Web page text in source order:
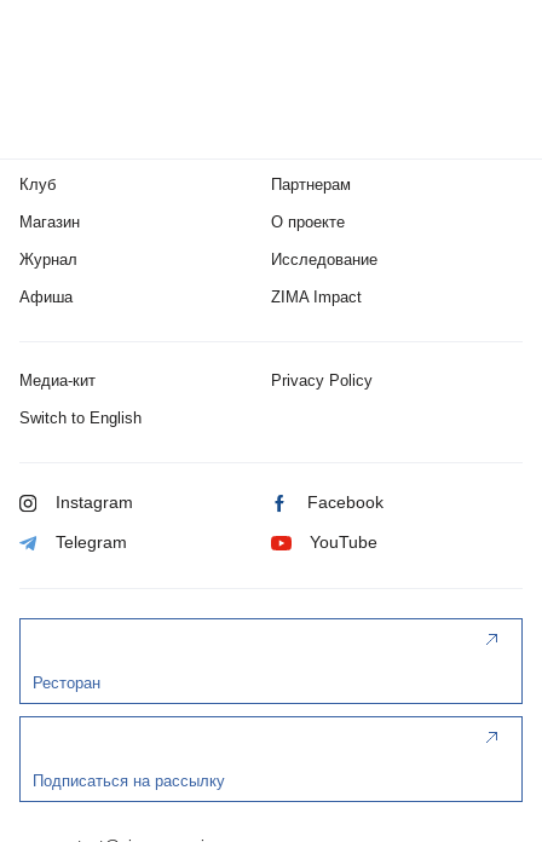
Клуб
Магазин
Журнал
Афиша
Партнерам
О проекте
Исследование
ZIMA Impact
Медиа-кит Privacy Policy
Switch to English
Instagram Facebook
Telegram YouTube
Ресторан
Подписаться на рассылку